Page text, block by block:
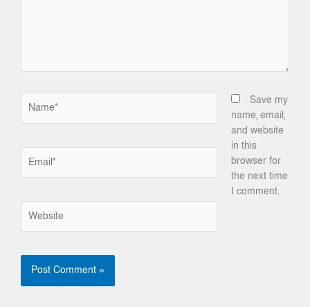
Save my
name, email,
and website
in this
browser for
the next time
I comment.